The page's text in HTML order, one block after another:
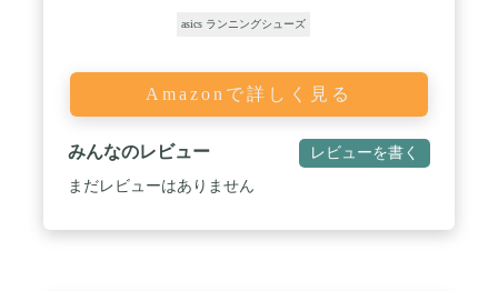
asics ランニングシューズ
Amazonで詳しく見る
みんなのレビュー レビューを書く
まだレビューはありません